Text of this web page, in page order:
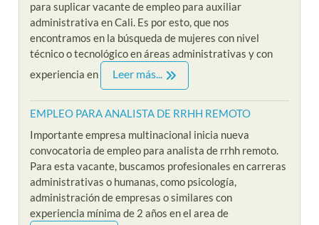
para suplicar vacante de empleo para auxiliar
administrativa en Cali. Es por esto, que nos
encontramos en la búsqueda de mujeres con nivel
técnico o tecnológico en áreas administrativas y con
experiencia en
Leer más...
EMPLEO PARA ANALISTA DE RRHH REMOTO
Importante empresa multinacional inicia nueva
convocatoria de empleo para analista de rrhh remoto.
Para esta vacante, buscamos profesionales en carreras
administrativas o humanas, como psicología,
administración de empresas o similares con
experiencia mínima de 2 años en el area de